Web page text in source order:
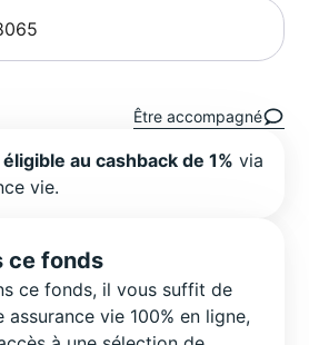
Être accompagné
éligible au cashback de 1% via
vie.
ce fonds
ce fonds, il vous suffit de
vie 100% en ligne,